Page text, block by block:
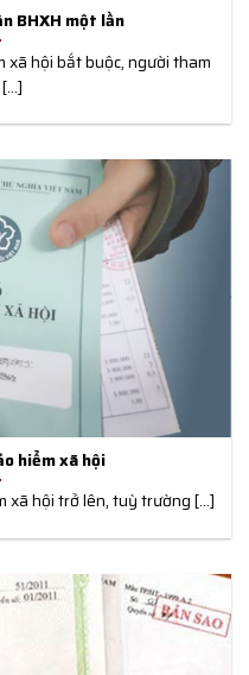
BHXH một lần
xã hội bắt buộc, người tham
hiểm xã hội
xã hội trở lên, tuỳ trường [...]